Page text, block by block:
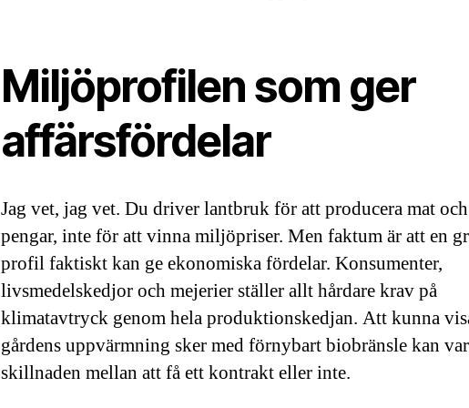
Miljöprofilen som ger
affärsfördelar
Jag vet, jag vet. Du driver lantbruk för att producera mat
pengar, inte för att vinna miljöpriser. Men faktum är att en
profil faktiskt kan ge ekonomiska fördelar. Konsumenter,
livsmedelskedjor och mejerier ställer allt hårdare krav på
klimatavtryck genom hela produktionskedjan. Att kunna
gårdens uppvärmning sker med förnybart biobränsle kan
skillnaden mellan att få ett kontrakt eller inte.